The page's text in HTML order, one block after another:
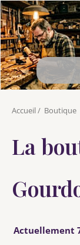
Accueil / Boutique
La
Actuellement